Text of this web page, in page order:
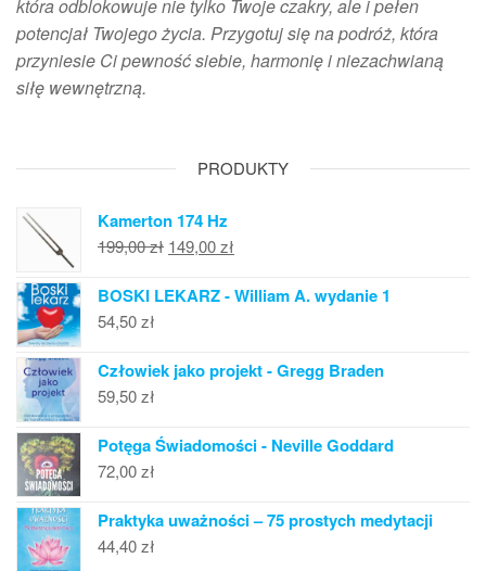
która odblokowuje nie tylko Twoje czakry, ale i pełen
potencjał Twojego życia. Przygotuj się na podróż, która
przyniesie Ci pewność siebie, harmonię i niezachwianą
siłę wewnętrzną.
PRODUKTY
Kamerton 174 Hz
199,00zł Pierwotna
wynosiła:
149,00zł
wynosi:
BOSKI LEKARZ - William A. wydanie 1
54,50zł
Człowiek jako projekt - Gregg Braden
59,50zł
Potęga Świadomości - Neville Goddard
72,00zł
Praktyka uważności – 75 prostych medytacji
44,40zł